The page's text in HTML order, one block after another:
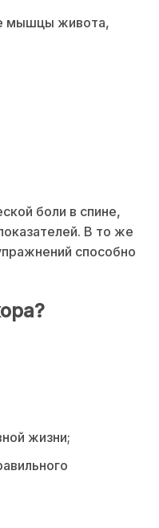
мышцы живота,
боли в спине,
В то же
способно
жизни;